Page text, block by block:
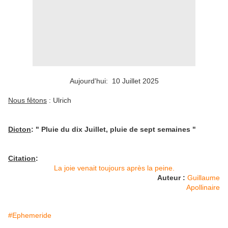
Aujourd'hui: 10 Juillet 2025
Nous fêtons : Ulrich
Dicton: " Pluie du dix Juillet, pluie de sept semaines "
Citation:
La joie venait toujours après la peine.
Auteur : Guillaume
Apollinaire
#Ephemeride